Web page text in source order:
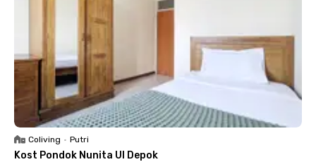
Coliving • Putri
Kost Pondok Nunita UI Depok